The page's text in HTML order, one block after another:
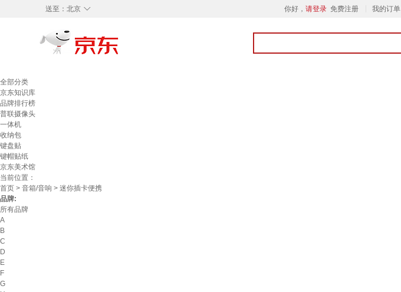
◇
送至： 北京 你好， 请登录 免费注册 我的订单
全部分类
京东知识库
品牌排行榜
普联摄像头
一体机
收纳包
键盘贴
键帽贴纸
京东美术馆
当前位置：
首页 > 音箱/音响 > 迷你插卡便携
品牌:
所有品牌
A
B
C
D
E
F
G